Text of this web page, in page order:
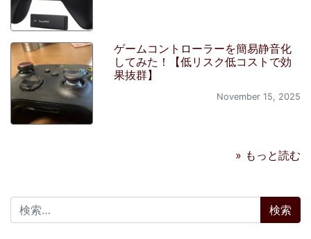
ゲームコントローラーを簡易静音化
してみた！【低リスク低コストで効
果抜群】
November 15, 2025
» もっと読む
検索: